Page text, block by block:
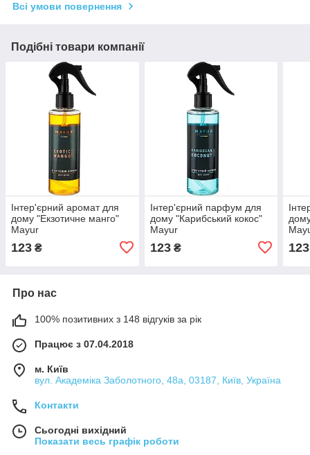
Всі умови повернення
Подібні товари компанії
Інтер'єрний аромат для
дому "Екзотичне манго"
Mayur
123 ₴
Інтер'єрний парфум для
дому "Карибський кокос"
Mayur
123₴ 123
Про нас
100% позитивних з 148 відгуків за рік
Працює з 07.04.2018
м. Київ
вул. Академіка Заболотного, 48а, 03187, Київ, Україна
Контакти
Сьогодні вихідний
Показати весь графік роботи